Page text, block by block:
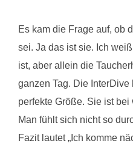
Es kam die Frage auf, ob
sei. Ja das ist sie. Ich
ist, aber allein die
ganzen Tag. Die
perfekte Größe. Sie ist
Man fühlt sich nicht so
Fazit lautet „Ich komme